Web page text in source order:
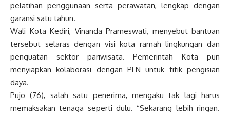
pelatihan penggunaan serta perawatan, lengkap dengan
garansi satu tahun.
Wali Kota Kediri, Vinanda Prameswati, menyebut bantuan
tersebut selaras dengan visi kota ramah lingkungan dan
penguatan sektor pariwisata. Pemerintah Kota pun
menyiapkan kolaborasi dengan PLN untuk titik pengisian
daya.
Pujo (76), salah satu penerima, mengaku tak lagi harus
memaksakan tenaga seperti dulu. “Sekarang lebih ringan.